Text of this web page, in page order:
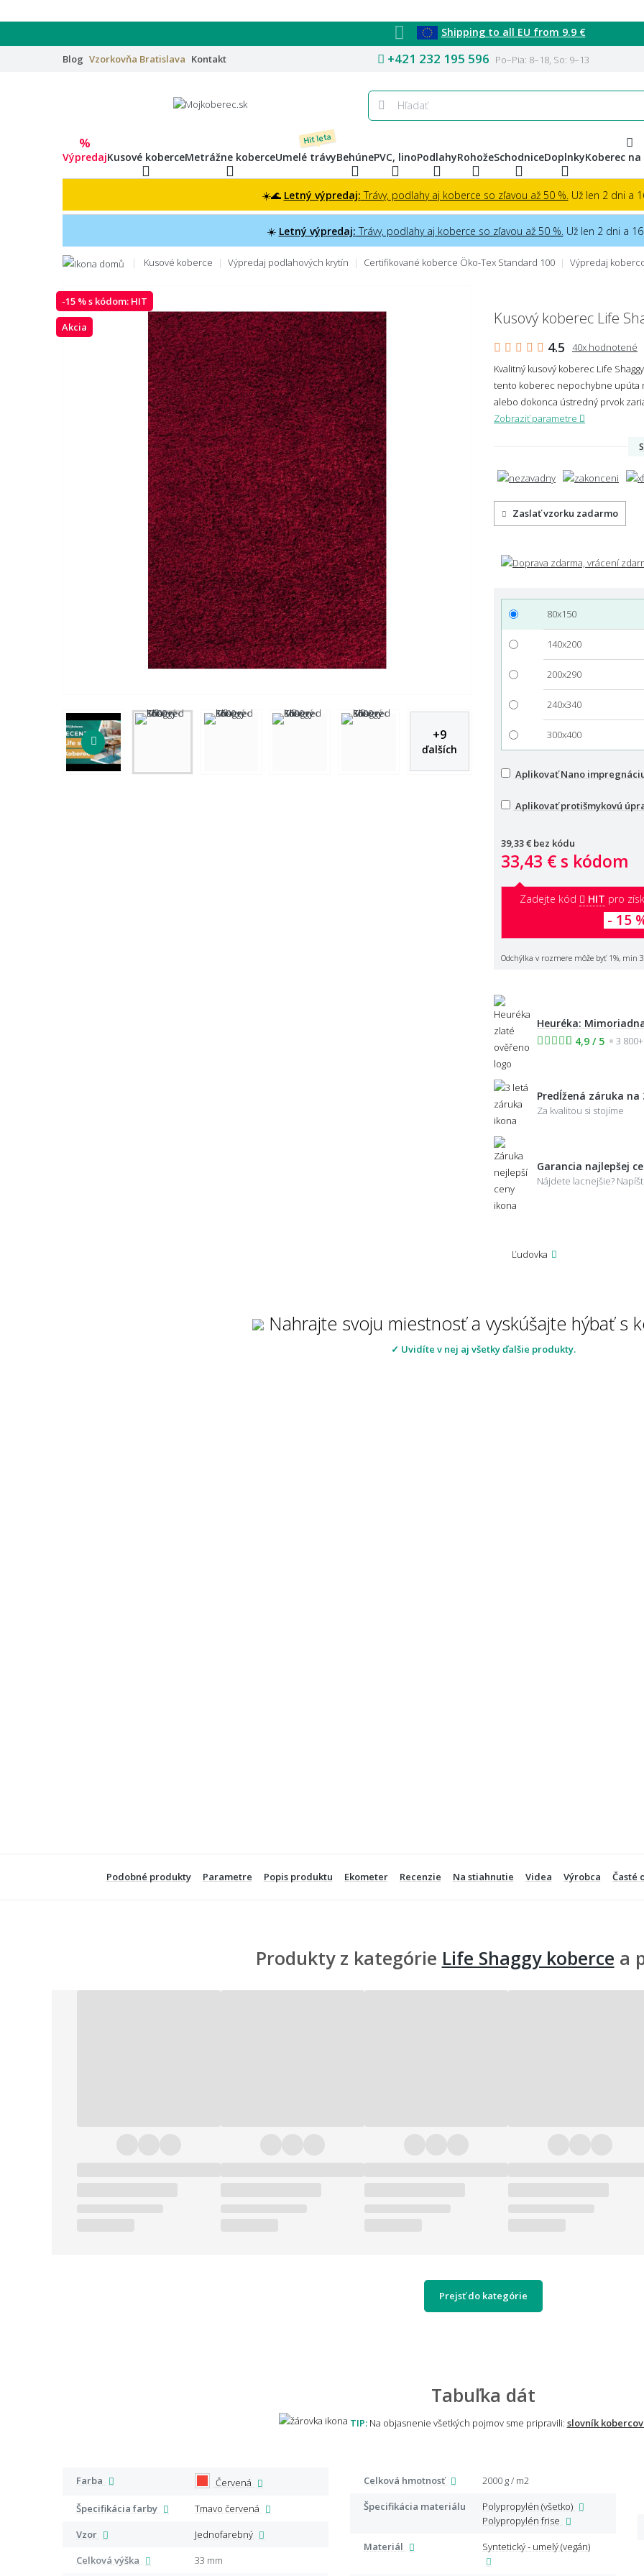
Shipping to all EU from 9.9 €
Blog Vzorkovňa Bratislava Kontakt +421 232 195 596 Po–Pia: 8–18, So: 9–13
%
VýpredajKusové koberceMetrážne koberce
Hit leta
Umelé trávyBehúnePVC, linoPodlahyRohožeSchodniceDoplnkyKoberec
☀️🌊 Letný výpredaj: Trávy, podlahy aj koberce so zľavou až 50 %. Už len 2 dni a
☀️ Letný výpredaj: Trávy, podlahy aj koberce so zľavou až 50 %. Už len 2 dni a
Kusové koberce Výpredaj podlahových krytín Certifikované koberce Öko-Tex Standard 100 Výpredaj
-15 % s kódom: HIT
Akcia
+9
ďalších
Kusový koberec Life
4.5
40x hodnotené
Kvalitný kusový koberec Life
tento koberec nepochybne upúta
alebo dokonca ústredný prvok
Zobraziť parametre
Zaslať vzorku zadarmo
80x150
140x200
200x290
240x340
300x400
Aplikovať Nano
Aplikovať protišmykovú
39,33 € bez kódu
33,43 € s kódom
Zadejte kód HIT pro
- 15
Odchýlka v rozmere môže byť 1%, min 3
Heuréka:
4,9 / 5
3
Predĺžená záruka na
Za kvalitou si stojíme
Garancia najlepšej
Nájdete lacnejšie?
Ľudovka
Nahrajte svoju miestnosť a vyskúšajte hýbať s
✓ Uvidíte v nej aj všetky ďalšie produkty.
Podobné produkty Parametre Popis produktu Ekometer Recenzie Na stiahnutie Videa Výrobca Časté
Produkty z kategórie Life Shaggy koberce a
Prejsť do kategórie
Tabuľka dát
TIP:Na objasnenie všetkých pojmov sme pripravili: slovník
Farba
Červená
Špecifikácia farby
Tmavo červená
Vzor
Jednofarebný
Celková výška
33 mm
Celková hmotnosť
2000 g / m2
Špecifikácia materiálu
Polypropylén (všetko)
Polypropylén frise
Materiál
Syntetický - umelý (vegán)